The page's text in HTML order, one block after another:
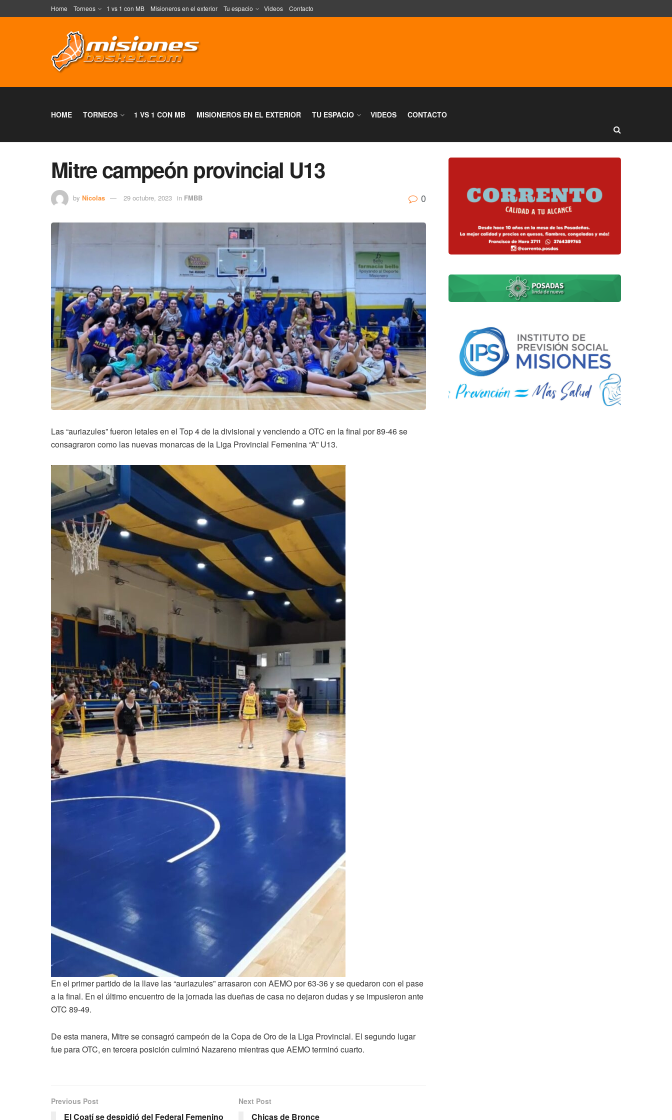
Home Torneos 1 vs 1 con MB Misioneros en el exterior Tu espacio Videos Contacto
HOME TORNEOS 1 VS 1 CON MB MISIONEROS EN EL EXTERIOR TU ESPACIO VIDEOS CONTACTO
Mitre campeón provincial U13
by Nicolas 29 octubre, 2023 in FMBB 0
Las “auriazules” fueron letales en el Top 4 de la divisional y venciendo a OTC en la final por 89-46 se
consagraron como las nuevas monarcas de la Liga Provincial Femenina “A” U13.
En el primer partido de la llave las “auriazules” arrasaron con AEMO por 63-36 y se quedaron con el pase
a la final. En el último encuentro de la jornada las dueñas de casa no dejaron dudas y se impusieron ante
OTC 89-49.
De esta manera, Mitre se consagró campeón de la Copa de Oro de la Liga Provincial. El segundo lugar
fue para OTC, en tercera posición culminó Nazareno mientras que AEMO terminó cuarto.
Previous Post
El Coatí se despidió del Federal Femenino
Next Post
Chicas de Bronce